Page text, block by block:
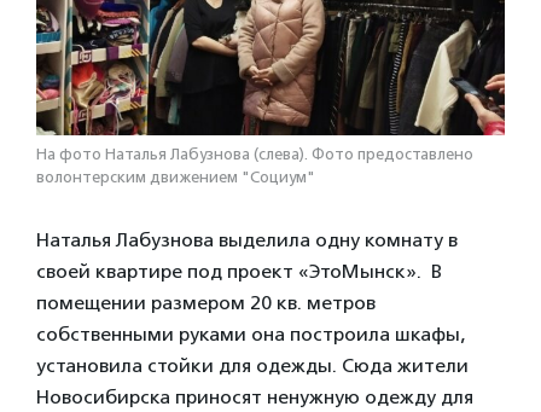
На фото Наталья Лабузнова (слева). Фото предоставлено
волонтерским движением "Социум"
Наталья Лабузнова выделила одну комнату в
своей квартире под проект «ЭтоМынск». В
помещении размером 20 кв. метров
собственными руками она построила шкафы,
установила стойки для одежды. Сюда жители
Новосибирска приносят ненужную одежду для